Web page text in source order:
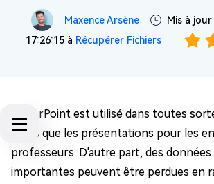
Maxence Arsène
Mis à
17:26:15 à Récupérer Fichiers
PowerPoint est utilisé dans toutes
telles que les présentations pour les
professeurs. D'autre part, des
importantes peuvent être perdues en